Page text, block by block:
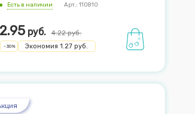
Есть в наличии Арт.: 110810
2.95 руб. 4.22руб.
-30% Экономия1.27 руб.